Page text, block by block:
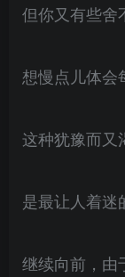
但你又有些舍
想慢点儿体会
这种犹豫而又
是最让人着迷
继续向前，由